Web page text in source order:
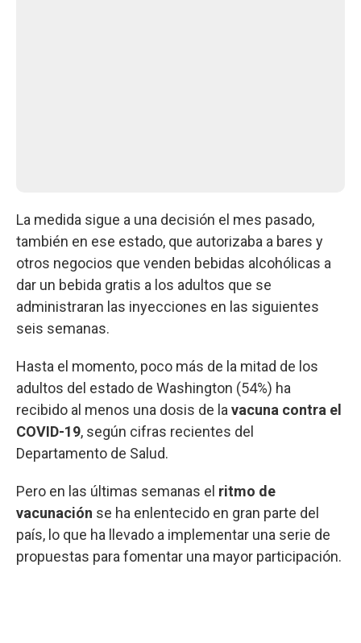
La medida sigue a una decisión el mes pasado,
también en ese estado, que autorizaba a bares y
otros negocios que venden bebidas alcohólicas a
dar un bebida gratis a los adultos que se
administraran las inyecciones en las siguientes
seis semanas.
Hasta el momento, poco más de la mitad de los
adultos del estado de Washington (54%) ha
recibido al menos una dosis de la vacuna contra el
COVID-19, según cifras recientes del
Departamento de Salud.
Pero en las últimas semanas el ritmo de
vacunación se ha enlentecido en gran parte del
país, lo que ha llevado a implementar una serie de
propuestas para fomentar una mayor participación.